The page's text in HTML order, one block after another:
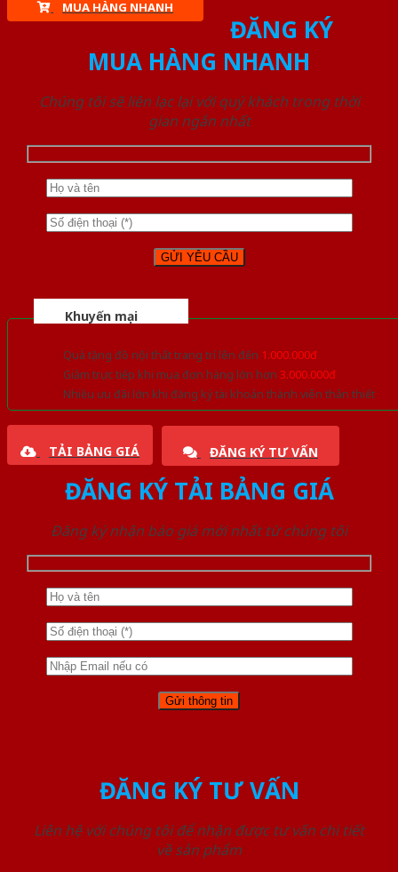
MUA HÀNG NHANH
ĐĂNG KÝ
MUA HÀNG NHANH
Chúng tôi sẽ liên lạc lại với quý khách trong thời
gian ngắn nhất
Khuyến mại
Quà tặng đồ nội thất trang trí lên đến 1.000.000đ
Giảm trực tiếp khi mua đơn hàng lớn hơn 3.000.000đ
Nhiều ưu đãi lớn khi đăng ký tài khoản thành viên thân thiết
TẢI BẢNG GIÁ ĐĂNG KÝ TƯ VẤN
ĐĂNG KÝ TẢI BẢNG GIÁ
Đăng ký nhận báo giá mới nhất từ chúng tôi
ĐĂNG KÝ TƯ VẤN
Liên hệ với chúng tôi để nhận được tư vấn chi tiết
về sản phẩm